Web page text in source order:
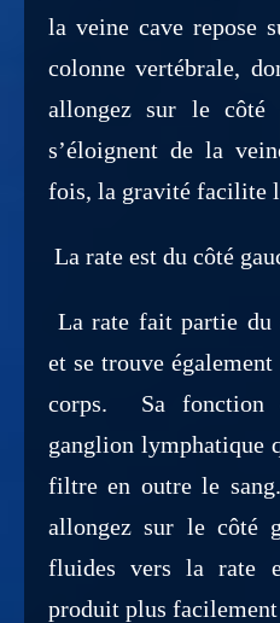
la veine cave repose
colonne vertébrale,
allongez sur le côté
s’éloignent de la
fois, la gravité facilite
La rate est du côté
La rate fait partie du
et se trouve
corps. Sa fonction
ganglion
filtre en outre le
allongez sur le côté
fluides vers la rate
produit plus